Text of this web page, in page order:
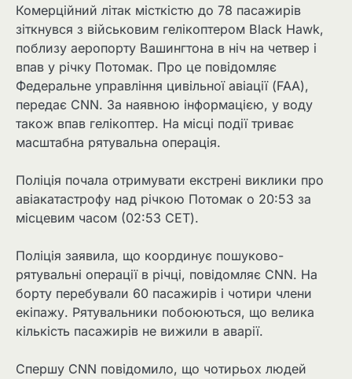
Комерційний літак місткістю до 78 пасажирів
зіткнувся з військовим гелікоптером Black Hawk,
поблизу аеропорту Вашингтона в ніч на четвер і
впав у річку Потомак. Про це повідомляє
Федеральне управління цивільної авіації (FAA),
передає CNN. За наявною інформацією, у воду
також впав гелікоптер. На місці події триває
масштабна рятувальна операція.
Поліція почала отримувати екстрені виклики про
авіакатастрофу над річкою Потомак о 20:53 за
місцевим часом (02:53 CET).
Поліція заявила, що координує пошуково-
рятувальні операції в річці, повідомляє CNN. На
борту перебували 60 пасажирів і чотири члени
екіпажу. Рятувальники побоюються, що велика
кількість пасажирів не вижили в аварії.
Спершу CNN повідомило, що чотирьох людей